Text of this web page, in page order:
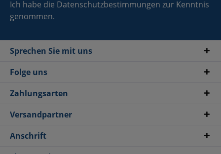
Ich habe die Datenschutzbestimmungen zur Kenntnis
genommen.
Sprechen Sie mit uns
Folge uns
Zahlungsarten
Versandpartner
Anschrift